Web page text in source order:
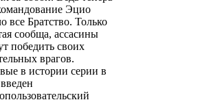
Эцио
все Братство. Только
сообща, ассасины
победить своих
врагов.
в истории серии в